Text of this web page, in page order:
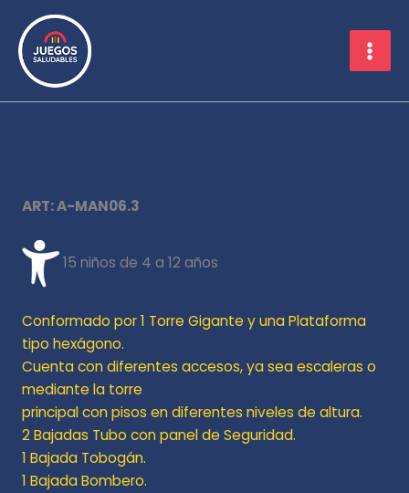
contenido
ART: A-MAN06.3
15 niños de 4 a 12 años
Conformado por 1 Torre Gigante y una Plataforma
tipo hexágono.
Cuenta con diferentes accesos, ya sea escaleras o
mediante la torre
principal con pisos en diferentes niveles de altura.
2 Bajadas Tubo con panel de Seguridad.
1 Bajada Tobogán.
1 Bajada Bombero.